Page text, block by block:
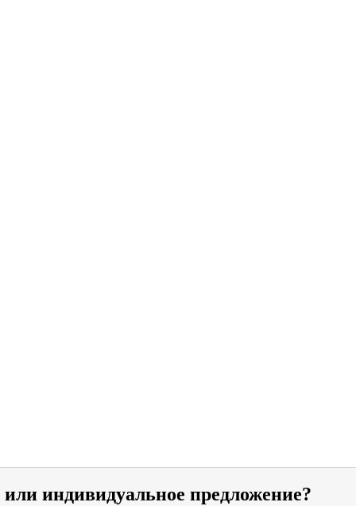
индивидуальное предложение?